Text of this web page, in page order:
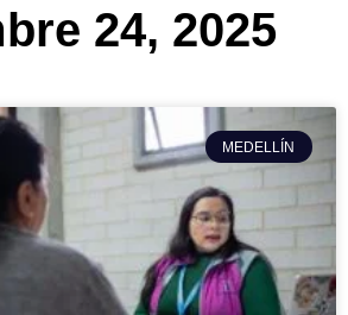
24, 2025
MEDELLÍN